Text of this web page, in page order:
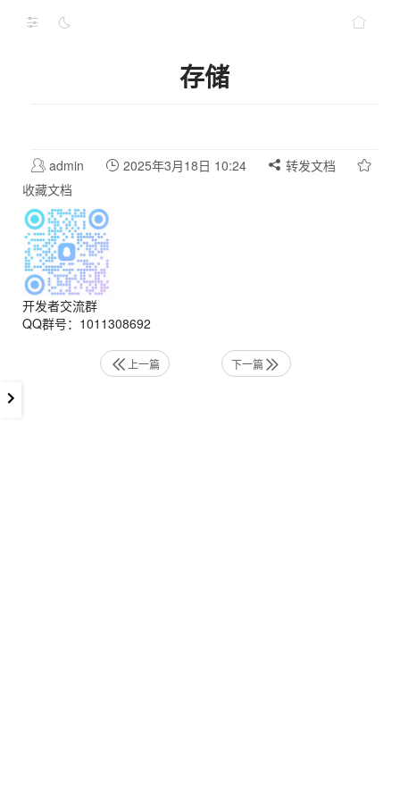
存储
admin 2025年3月18日 10:24
转发文档
收藏文档
开发者交流群
QQ群号：1011308692
上一篇 下一篇